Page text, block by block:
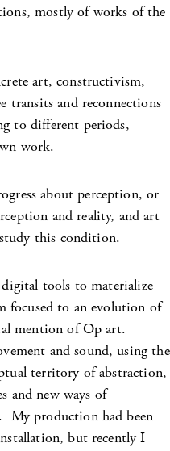
mostly of works of the
art, constructivism,
and reconnections
to different periods,
work.
about perception, or
and reality, and art
this condition.
tools to materialize
focused to an evolution of
mention of Op art.
and sound, using the
territory of abstraction,
and new ways of
My production had been
but recently I